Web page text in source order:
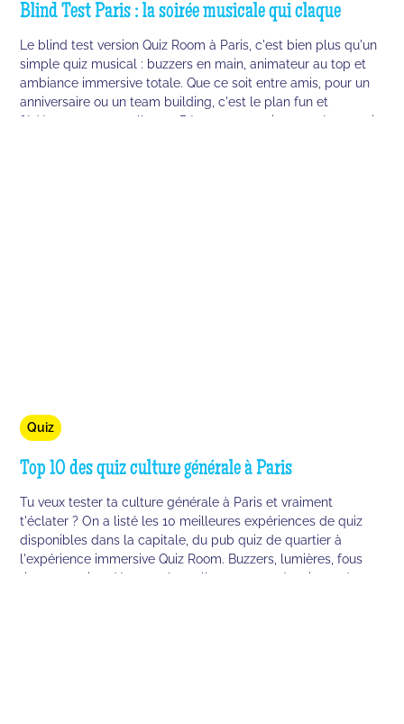
Blind Test Paris : la soirée musicale qui claque
Le blind test version Quiz Room à Paris, c'est bien plus qu'un
simple quiz musical : buzzers en main, animateur au top et
ambiance immersive totale. Que ce soit entre amis, pour un
anniversaire ou un team building, c'est le plan fun et
fédérateur par excellence. Réserve ta session et prépare-toi
Quiz
Top 10 des quiz culture générale à Paris
Tu veux tester ta culture générale à Paris et vraiment
t'éclater ? On a listé les 10 meilleures expériences de quiz
disponibles dans la capitale, du pub quiz de quartier à
l'expérience immersive Quiz Room. Buzzers, lumières, fous
rires garantis - découvre laquelle correspond vraiment à ce